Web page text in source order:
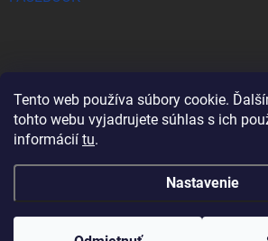
Tento web používa súbory cookie.
tohto webu vyjadrujete súhlas s ich
informácií tu.
Nastavenie
Copyright 2026 . Všetky práva